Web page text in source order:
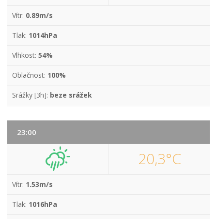
Vítr: 0.89m/s
Tlak: 1014hPa
Vlhkost: 54%
Oblačnost: 100%
Srážky [3h]: beze srážek
23:00
20,3°C
Vítr: 1.53m/s
Tlak: 1016hPa